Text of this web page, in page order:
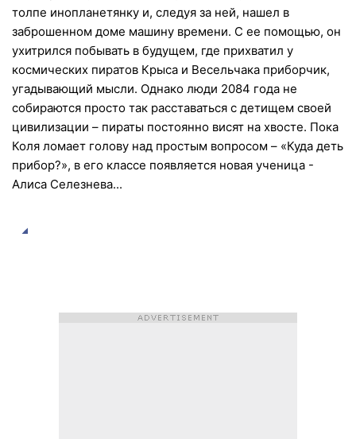
толпе инопланетянку и, следуя за ней, нашел в
заброшенном доме машину времени. С ее помощью, он
ухитрился побывать в будущем, где прихватил у
космических пиратов Крыса и Весельчака приборчик,
угадывающий мысли. Однако люди 2084 года не
собираются просто так расставаться с детищем своей
цивилизации – пираты постоянно висят на хвосте. Пока
Коля ломает голову над простым вопросом – «Куда деть
прибор?», в его классе появляется новая ученица -
Алиса Селезнева...